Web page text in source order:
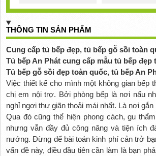
THÔNG TIN SẢN PHẨM
Cung cấp tủ bếp đẹp, tủ bếp gỗ sồi toàn
Tủ bếp An Phát cung cấp mẫu tủ bếp đẹp
Tủ bếp gỗ sồi đẹp toàn quốc, tủ bếp An
Việc thiết kế cho mình một không gian bếp
chị em nội trợ. Bởi phòng bếp là nơi nấu
nghỉ ngơi thư giãn thoải mái nhất. Là nơi
Qua đó cũng thể hiện phong cách, gu
nhưng vẫn đầy đủ công năng và tiện ích
nướng. Đừng để bài toán kinh phí cản trở
vấn đề này, điều đầu tiên cần làm là bạn